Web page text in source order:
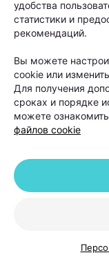
маленькому
друзьями,
препятствий.
помните о том,
очень много
событий,
Фото: Анна
удобства
статистики и
рекомендаций.
Вы можете
cookie или
Для получения
сроках и порядке
можете
файлов cookie